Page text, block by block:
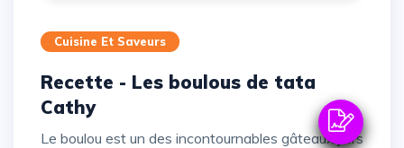
Cuisine Et Saveurs
Recette - Les boulous de tata
Cathy
Le boulou est un des incontournables gâteaux juifs